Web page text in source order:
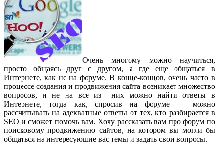
Очень многому можно научиться,
просто общаясь друг с другом, а где еще общаться в
Интернете, как не на форуме. В конце-концов, очень часто в
процессе создания и продвижения сайта возникает множество
вопросов, и не на все из них можно найти ответы в
Интернете, тогда как, спросив на форуме — можно
рассчитывать на адекватные ответы от тех, кто разбирается в
SEO и сможет помочь вам. Хочу рассказать вам про форум по
поисковому продвижению сайтов, на котором вы могли бы
общаться на интересующие вас темы и задать свои вопросы.